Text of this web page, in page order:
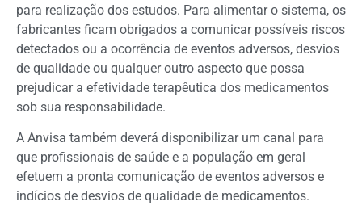
para realização dos estudos. Para alimentar o sistema, os
fabricantes ficam obrigados a comunicar possíveis riscos
detectados ou a ocorrência de eventos adversos, desvios
de qualidade ou qualquer outro aspecto que possa
prejudicar a efetividade terapêutica dos medicamentos
sob sua responsabilidade.
A Anvisa também deverá disponibilizar um canal para
que profissionais de saúde e a população em geral
efetuem a pronta comunicação de eventos adversos e
indícios de desvios de qualidade de medicamentos.